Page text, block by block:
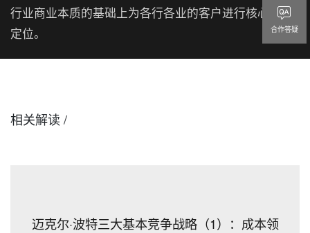
行业商业本质的基础上为各行各业的客户进行核心战略
定位。
相关解读 /
迈克尔·波特三大基本竞争战略（1）：成本领
合作答疑